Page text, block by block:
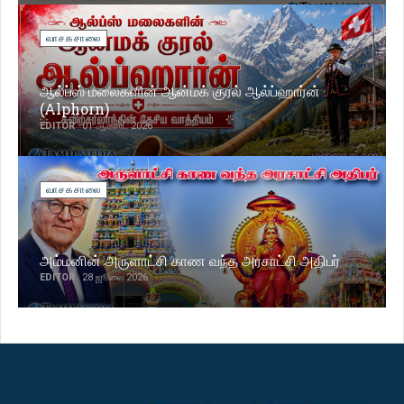
வாசகசாலை
ஆல்ப்ஸ் மலைகளின் ஆன்மக் குரல் ஆல்ப்ஹார்ன்
(Alphorn)
EDITOR 01 ஆகஸ்ட் 2026
வாசகசாலை
அம்மனின் அருளாட்சி காண வந்த அரசாட்சி அதிபர்
EDITOR 28 ஜூலை 2026